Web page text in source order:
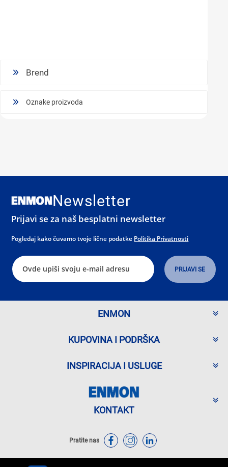
Brend
Oznake proizvoda
Newsletter
Prijavi se za naš besplatni newsletter
Pogledaj kako čuvamo tvoje lične podatke Politika Privatnosti
ENMON
KUPOVINA I PODRŠKA
INSPIRACIJA I USLUGE
KONTAKT
Pratite nas